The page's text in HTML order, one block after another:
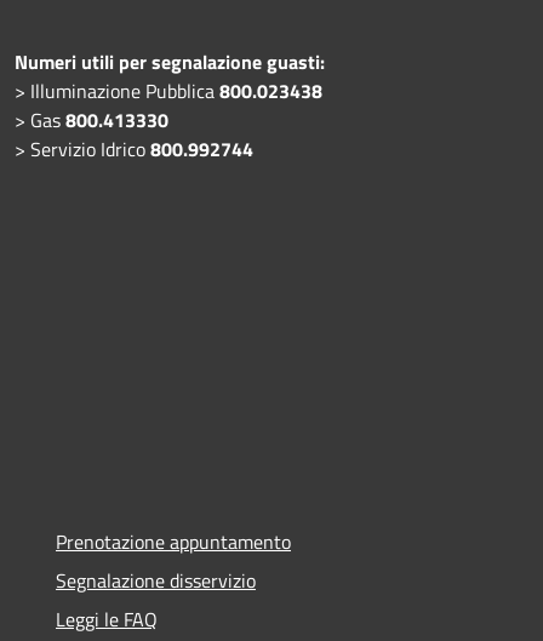
Numeri utili per segnalazione guasti:
> Illuminazione Pubblica800.023438
> Gas800.413330
> Servizio Idrico800.992744
Prenotazione appuntamento
Segnalazione disservizio
Leggi le FAQ